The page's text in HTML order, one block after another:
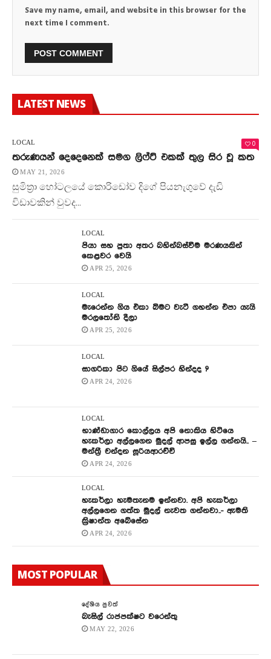
Save my name, email, and website in this browser for the
next time I comment.
LATEST NEWS
LOCAL 0
තරුණයන් දෙදෙනෙක් සමග ලිෆ්ට් එකක් තුල සිර වූ කත
MAY 21, 2026
සුමිත්‍රා හෝටලයේ කොරිඩෝව දිගේ පියනැගුවේ දැඩි
විඩාවකින් වුවද...
LOCAL
පියා සහ පුතා අතර බහින්බස්වීම මරණයකින්
කෙළවර වෙයි
APR 25, 2026
LOCAL
මැරෙන්න ගිය එකා බිමට වැටී ගහන්න එපා යැයි
මරලතෝනි දීලා
APR 25, 2026
LOCAL
සාගරිකා පිට ගියේ සිල්පර හින්දද ?
APR 24, 2026
LOCAL
භාණ්ඩාගාර කොල්ලය අපි නොකිය හිටියෙ
හැකර්ලා අල්ලගෙන මුදල් ආපසු ඉල්ල ගන්නයි.. –
මන්ත්‍රී චන්දන සූරියආරච්චි
APR 24, 2026
LOCAL
හැකර්ලා හැමතැනම ඉන්නවා. අපි හැකර්ලා
අල්ලගෙන ගත්ත මුදල් නැවත ගන්නවා..- ඇමති
ක්‍රිෂාන්ත අබේසේන
APR 24, 2026
MOST POPULAR
දේශිය පුවත්
බැසිල් රාජපක්ෂට වරෙන්තු
MAY 22, 2026